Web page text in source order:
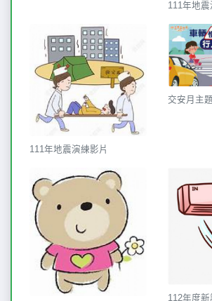
111年地震
111年地震演練影片
交安月主
112年度